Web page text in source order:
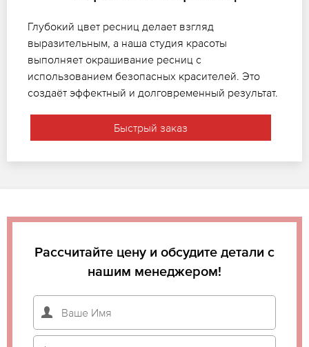
Глубокий цвет ресниц делает взгляд
выразительным, а наша студия красоты
выполняет окрашивание ресниц с
использованием безопасных красителей. Это
создаёт эффектный и долговременный результат.
Быстрый заказ
Рассчитайте цену и обсудите детали с
нашим менеджером!